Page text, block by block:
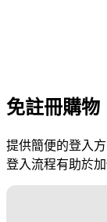
免註冊購物
提供簡便的登入
登入流程有助於